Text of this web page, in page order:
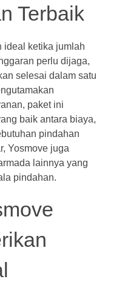
Terbaik
ideal ketika jumlah
perlu dijaga,
selesai dalam satu
paket ini
baik antara biaya,
pindahan
Yosmove juga
lainnya yang
pindahan.